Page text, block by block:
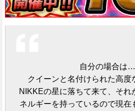
自分の場合は…
クイーンと名付けられた高度
NIKKEの星に落ちて来て、それ
ネルギーを持っているので現在